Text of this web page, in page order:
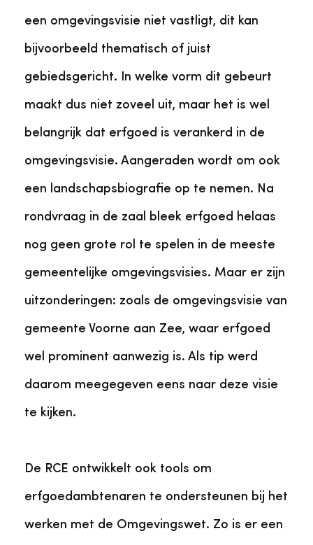
een omgevingsvisie niet vastligt, dit kan
bijvoorbeeld thematisch of juist
gebiedsgericht. In welke vorm dit gebeurt
maakt dus niet zoveel uit, maar het is wel
belangrijk dat erfgoed is verankerd in de
omgevingsvisie. Aangeraden wordt om ook
een landschapsbiografie op te nemen. Na
rondvraag in de zaal bleek erfgoed helaas
nog geen grote rol te spelen in de meeste
gemeentelijke omgevingsvisies. Maar er zijn
uitzonderingen: zoals de omgevingsvisie van
gemeente Voorne aan Zee, waar erfgoed
wel prominent aanwezig is. Als tip werd
daarom meegegeven eens naar deze visie
te kijken.
De RCE ontwikkelt ook tools om
erfgoedambtenaren te ondersteunen bij het
werken met de Omgevingswet. Zo is er een